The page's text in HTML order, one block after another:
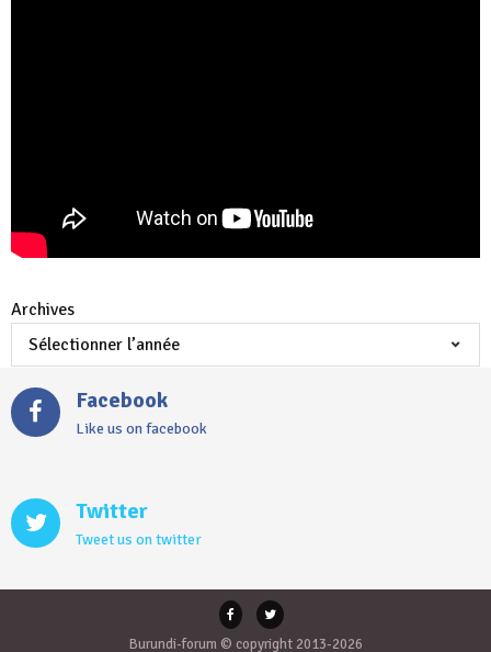
Archives
Facebook
Like us on facebook
Twitter
Tweet us on twitter
Burundi-forum © copyright 2013-2026